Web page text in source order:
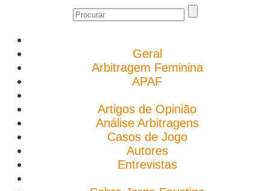
Geral
Arbitragem Feminina
APAF
Artigos de Opinião
Análise Arbitragens
Casos de Jogo
Autores
Entrevistas